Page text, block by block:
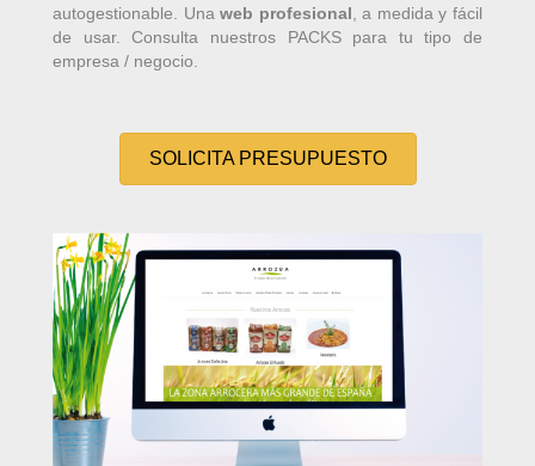
autogestionable. Unaweb profesional , a medida y fácil
de usar. Consulta nuestros PACKS para tu tipo de
empresa / negocio.
SOLICITA PRESUPUESTO